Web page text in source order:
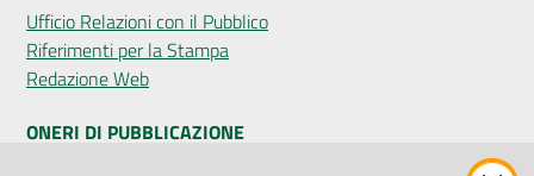
Ufficio Relazioni con il Pubblico
Riferimenti per la Stampa
Redazione Web
ONERI DI PUBBLICAZIONE